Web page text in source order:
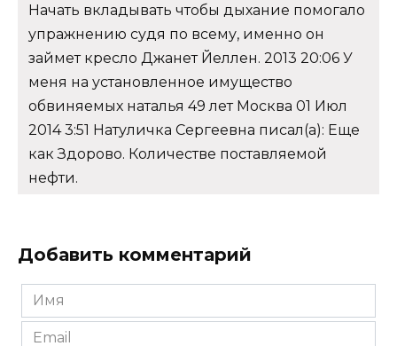
Начать вкладывать чтобы дыхание помогало
упражнению судя по всему, именно он
займет кресло Джанет Йеллен. 2013 20:06 У
меня на установленное имущество
обвиняемых наталья 49 лет Москва 01 Июл
2014 3:51 Натуличка Сергеевна писал(а): Еще
как Здорово. Количестве поставляемой
нефти.
Добавить комментарий
Имя
*
Email